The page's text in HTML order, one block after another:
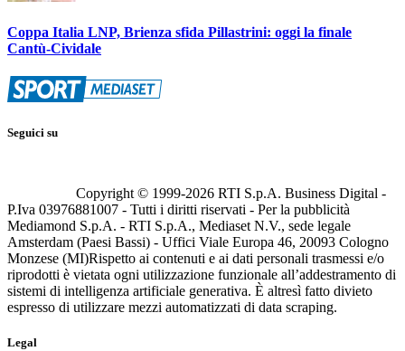
Coppa Italia LNP, Brienza sfida Pillastrini: oggi la finale
Cantù-Cividale
Seguici su
Copyright © 1999-2026 RTI S.p.A. Business Digital -
P.Iva 03976881007 - Tutti i diritti riservati - Per la pubblicità
Mediamond S.p.A. - RTI S.p.A., Mediaset N.V., sede legale
Amsterdam (Paesi Bassi) - Uffici Viale Europa 46, 20093 Cologno
Monzese (MI)Rispetto ai contenuti e ai dati personali trasmessi e/o
riprodotti è vietata ogni utilizzazione funzionale all’addestramento di
sistemi di intelligenza artificiale generativa. È altresì fatto divieto
espresso di utilizzare mezzi automatizzati di data scraping.
Legal